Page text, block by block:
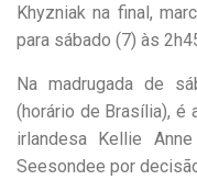
Khyzniak na final,
para sábado (7) às
Na madrugada de
(horário de Brasília), é
irlandesa Kellie
Seesondee por